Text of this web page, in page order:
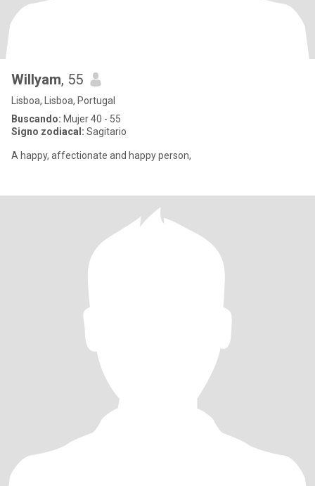
Willyam, 55
Lisboa, Lisboa, Portugal
Buscando: Mujer 40 - 55
Signo zodiacal: Sagitario
A happy, affectionate and happy person,